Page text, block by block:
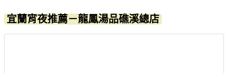
宜蘭宵夜推薦－龍鳳湯品礁溪總店